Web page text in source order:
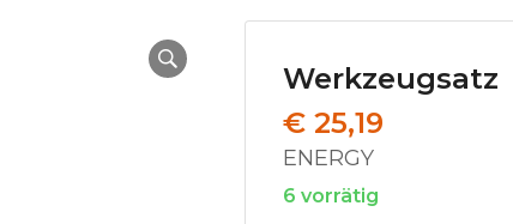
Werkzeugsatz
€ 25,19
ENERGY
6 vorrätig